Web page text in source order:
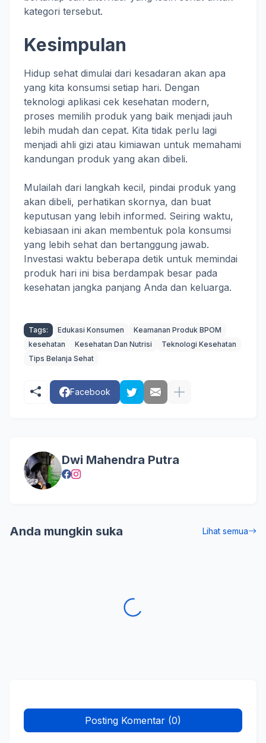
kategori tersebut.
Kesimpulan
Hidup sehat dimulai dari kesadaran akan apa
yang kita konsumsi setiap hari. Dengan
teknologi aplikasi cek kesehatan modern,
proses memilih produk yang baik menjadi jauh
lebih mudah dan cepat. Kita tidak perlu lagi
menjadi ahli gizi atau kimiawan untuk memahami
kandungan produk yang akan dibeli.
Mulailah dari langkah kecil, pindai produk yang
akan dibeli, perhatikan skornya, dan buat
keputusan yang lebih informed. Seiring waktu,
kebiasaan ini akan membentuk pola konsumsi
yang lebih sehat dan bertanggung jawab.
Investasi waktu beberapa detik untuk memindai
produk hari ini bisa berdampak besar pada
kesehatan jangka panjang Anda dan keluarga.
Tags: Edukasi Konsumen
Keamanan Produk BPOM
kesehatan
Kesehatan Dan Nutrisi
Teknologi Kesehatan
Tips Belanja Sehat
Facebook
Dwi Mahendra Putra
Anda mungkin suka Lihat semua
Posting Komentar (0)